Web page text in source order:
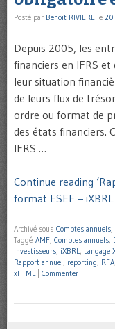
Posté par Benoît RIVIERE le 20
Depuis 2005, les
financiers en IFRS
leur situation
de leurs flux de
ordre ou format de
des états financiers.
IFRS …
Continue reading
format ESEF –
Archivé sous Comptes annuels,
Taggé AMF, Comptes annuels,
Investisseurs, iXBRL, Langage
Rapport annuel, reporting, RFA
xHTML
Commenter